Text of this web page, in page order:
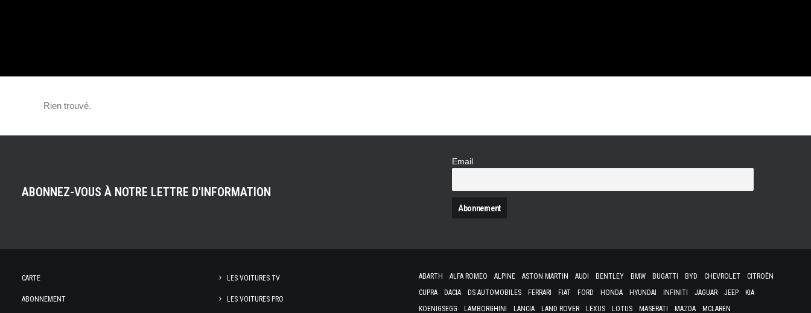
BIENTÔT EN PANNE ?
Rien trouvé.
ABONNEZ-VOUS À NOTRE LETTRE D'INFORMATION
Email
CARTE
ABONNEMENT
LES VOITURES TV
LES VOITURES PRO
ABARTH ALFA ROMEO ALPINE ASTON MARTIN AUDI BENTLEY BMW BUGATTI BYD CHEVROLET
CITROËN
CUPRA
DACIA DS AUTOMOBILES FERRARI FIAT FORD HONDA HYUNDAI INFINITI JAGUAR JEEP
KIA
KOENIGSEGG
LAMBORGHINI LANCIA LAND ROVER LEXUS LOTUS MASERATI MAZDA
MCLAREN